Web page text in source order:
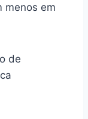
menos em
de